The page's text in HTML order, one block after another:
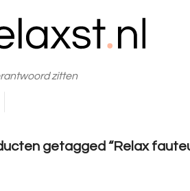
zitten
getagged “Relax